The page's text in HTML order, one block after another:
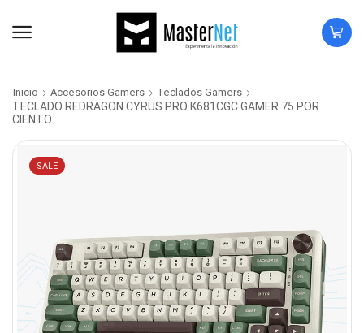
Inicio Accesorios Gamers Teclados Gamers
TECLADO REDRAGON CYRUS PRO K681CGC GAMER 75 POR
CIENTO
SALE